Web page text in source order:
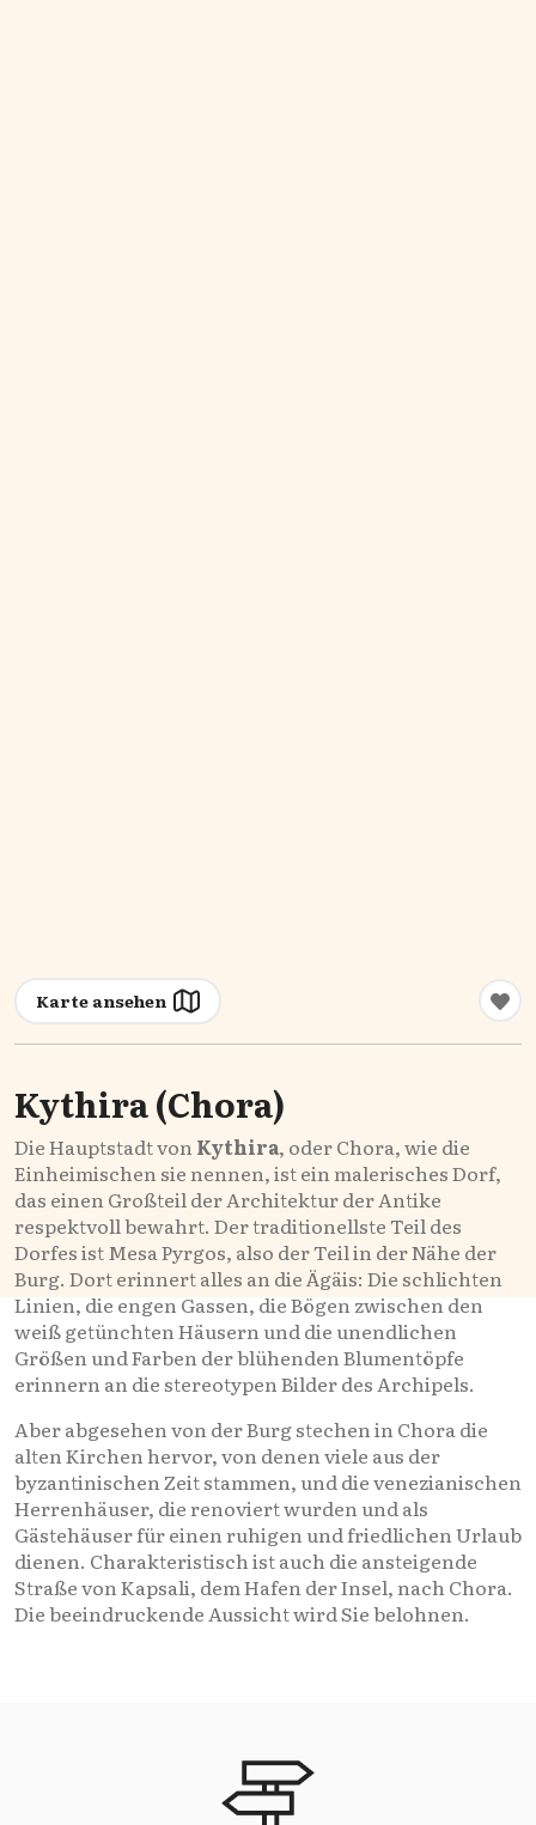
Karte ansehen
Kythira (Chora)
Die Hauptstadt von Kythira, oder Chora, wie die
Einheimischen sie nennen, ist ein malerisches Dorf,
das einen Großteil der Architektur der Antike
respektvoll bewahrt. Der traditionellste Teil des
Dorfes ist Mesa Pyrgos, also der Teil in der Nähe der
Burg. Dort erinnert alles an die Ägäis: Die schlichten
Linien, die engen Gassen, die Bögen zwischen den
weiß getünchten Häusern und die unendlichen
Größen und Farben der blühenden Blumentöpfe
erinnern an die stereotypen Bilder des Archipels.
Aber abgesehen von der Burg stechen in Chora die
alten Kirchen hervor, von denen viele aus der
byzantinischen Zeit stammen, und die venezianischen
Herrenhäuser, die renoviert wurden und als
Gästehäuser für einen ruhigen und friedlichen Urlaub
dienen. Charakteristisch ist auch die ansteigende
Straße von Kapsali, dem Hafen der Insel, nach Chora.
Die beeindruckende Aussicht wird Sie belohnen.